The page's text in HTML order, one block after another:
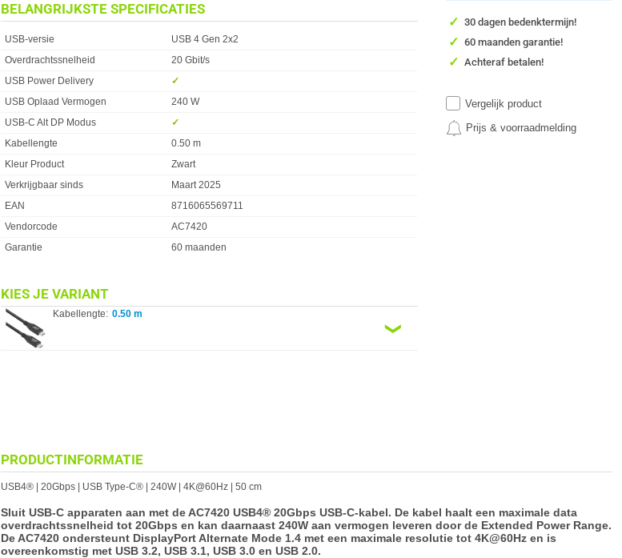
BELANGRIJKSTE SPECIFICATIES
Eigenschap
USB-versie
USB 4 Gen 2x2
Overdrachtssnelheid
20 Gbit/s
USB Power Delivery
✓︎
USB Oplaad Vermogen
240 W
USB-C Alt DP Modus
✓︎
Kabellengte
0.50 m
Kleur Product
Zwart
Verkrijgbaar sinds
Maart 2025
EAN
8716065569711
Vendorcode
AC7420
Garantie
60 maanden
KIES JE VARIANT
Kabellengte: 0.50 m
❮
✓ 30 dagen bedenktermijn!
✓ 60 maanden garantie!
✓ Achteraf betalen!
Vergelijk product
Prijs & voorraadmelding
PRODUCTINFORMATIE
USB4® | 20Gbps | USB Type-C® | 240W | 4K@60Hz | 50 cm
Sluit USB-C apparaten aan met de AC7420 USB4® 20Gbps USB-C-kabel. De kabel haalt een maximale data
overdrachtssnelheid tot 20Gbps en kan daarnaast 240W aan vermogen leveren door de Extended Power Range.
De AC7420 ondersteunt DisplayPort Alternate Mode 1.4 met een maximale resolutie tot 4K@60Hz en is
overeenkomstig met USB 3.2, USB 3.1, USB 3.0 en USB 2.0.